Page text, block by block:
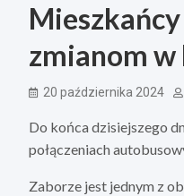
zmianom
20 października 2024
Do końca dzisiejszego
połączeniach
Zaborze jest jednym z